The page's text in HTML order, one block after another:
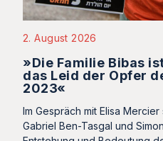
2. August 2026
»Die Familie Bibas
das Leid der Opfer
2023«
Im Gespräch mit Elisa
Gabriel Ben-Tasgal und